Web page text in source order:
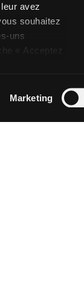
avez
souhaitez
uns
« Acceptez
Marketing
le traitement de
(usagers